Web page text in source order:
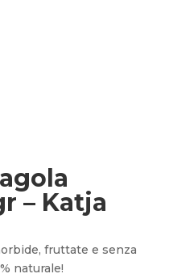
– Katja
fruttate e senza
naturale!